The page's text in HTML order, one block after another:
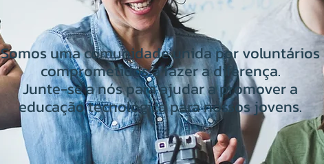
Somos uma comunidade unida por voluntários
comprometidos a fazer a diferença.
Junte-se a nós para ajudar a promover a
educação tecnológica para nossos jovens.